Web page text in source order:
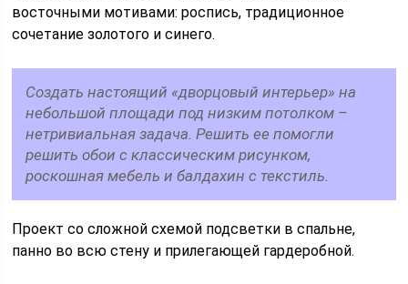
восточными мотивами: роспись, традиционное
сочетание золотого и синего.
Создать настоящий «дворцовый интерьер» на
небольшой площади под низким потолком –
нетривиальная задача. Решить ее помогли
решить обои с классическим рисунком,
роскошная мебель и балдахин с текстиль.
Проект со сложной схемой подсветки в спальне,
панно во всю стену и прилегающей гардеробной.